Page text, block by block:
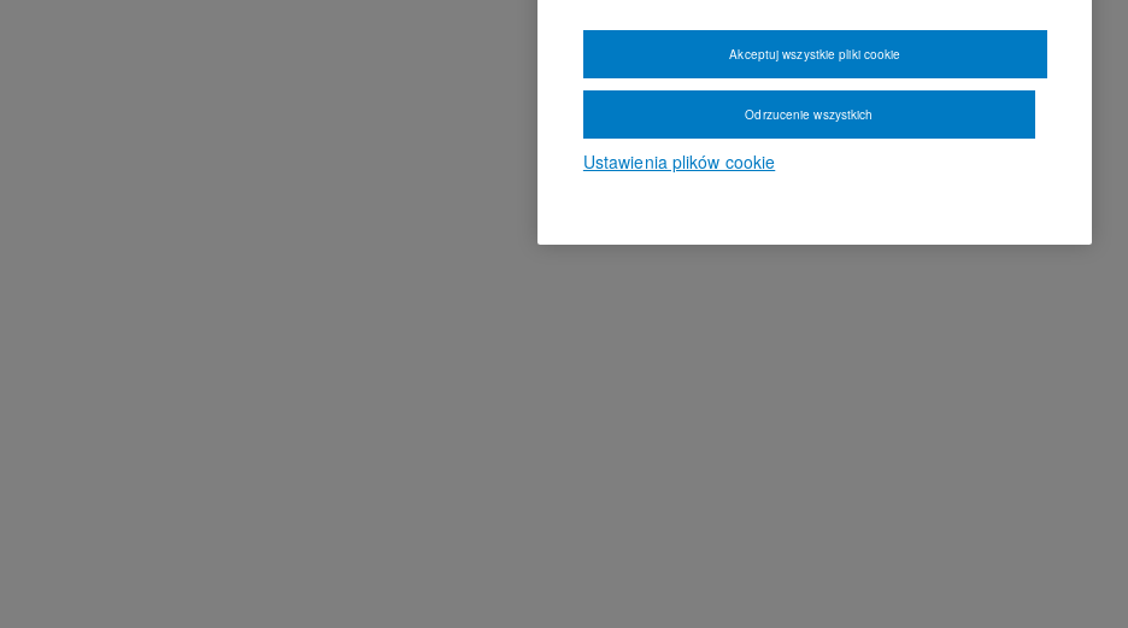
Ustawienia plików cookie
Odrzucenie wszystkich
Akceptuj wszystkie pliki cookie